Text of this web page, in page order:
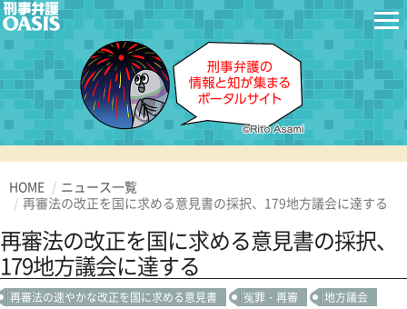
HOME
ニュース一覧
再審法の改正を国に求める意見書の採択、179地方議会に達する
再審法の改正を国に求める意見書の採択、
179地方議会に達する
再審法の速やかな改正を国に求める意見書 冤罪・再審
地方議会